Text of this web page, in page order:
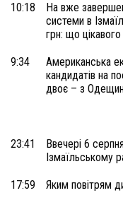
10:18
На вже
системи в
грн: що
9:34
Американська
кандидатів на
двоє – з
23:41
Ввечері 6
Ізмаїльському
17:59 Яким повітрям